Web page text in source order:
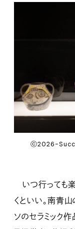
ⓒ2026-
いつ行っても
くといい。南青山
ソのセラミック作